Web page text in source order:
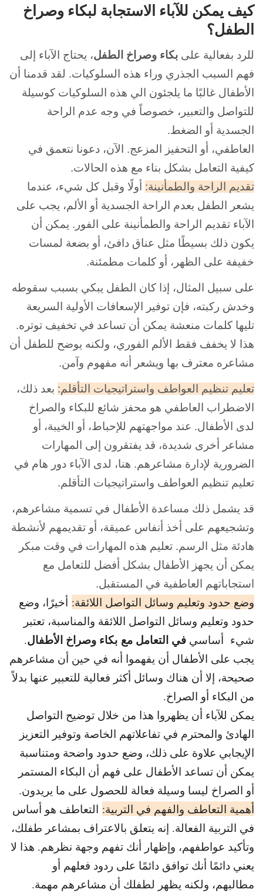
كيف يمكن للآباء الاستجابة لبكاء وصراخ
الطفل؟
للرد بفعالية على بكاء وصراخ الطفل، يحتاج الآباء إلى
فهم السبب الجذري وراء هذه السلوكيات. لقد قدمنا أن
الأطفال غالبًا ما يلجئون الي هذه السلوكيات كوسيلة
للتواصل والتعبير، خصوصاً في وجه عدم الراحة
الجسدية أو الضغط.
العاطفي، أو التحفيز المزعج. الآن، دعونا نتعمق في
كيفية التعامل بشكل بناء مع هذه الحالات.
تقديم الراحة والطمأنينة: أولًا وقبل كل شيء، عندما
يشعر الطفل بعدم الراحة الجسدية أو الألم، يجب على
الآباء تقديم الراحة والطمأنينة على الفور. يمكن أن
يكون ذلك بسيطًا مثل عناق دافئ، أو بضعة لمسات
خفيفة على الظهر، أو كلمات مطمئنة.
على سبيل المثال، إذا كان الطفل يبكي بسبب سقوطه
وخدش ركبته، فإن توفير الإسعافات الأولية السريعة
تليها كلمات منعشة يمكن أن تساعد في تخفيف توتره.
هذا لا يخفف فقط الألم الفوري، ولكنه يوضح للطفل أن
مشاعره معترف بها ويشعر أنه مفهوم وآمن.
تعليم تنظيم العواطف واستراتيجيات التأقلم: بعد ذلك،
الاضطراب العاطفي هو محفز شائع للبكاء والصراخ
لدى الأطفال. عند مواجهتهم للإحباط، أو الخيبة، أو
مشاعر أخرى شديدة، قد يفتقرون إلى المهارات
الضرورية لإدارة مشاعرهم. هنا، لدى الآباء دور هام في
تعليم تنظيم العواطف واستراتيجيات التأقلم.
قد يشمل ذلك مساعدة الأطفال في تسمية مشاعرهم،
وتشجيعهم على أخذ أنفاس عميقة، أو تقديمهم لأنشطة
هادئة مثل الرسم. تعليم هذه المهارات في وقت مبكر
يمكن أن يجهز الأطفال بشكل أفضل للتعامل مع
استجاباتهم العاطفية في المستقبل.
وضع حدود وتعليم وسائل التواصل اللائقة: أخيرًا، وضع
حدود وتعليم وسائل التواصل اللائقة والمناسبة، تعتبر
شيء أساسي في التعامل مع بكاء وصراخ الأطفال.
يجب على الأطفال أن يفهموا أنه في حين أن مشاعرهم
صحيحة، إلا أن هناك وسائل أكثر فعالية للتعبير عنها بدلاً
من البكاء أو الصراخ.
يمكن للآباء أن يظهروا هذا من خلال توضيح التواصل
الهادئ والمحترم في تفاعلاتهم الخاصة وتوفير التعزيز
الإيجابي علاوة على ذلك، وضع حدود واضحة ومتناسبة
يمكن أن تساعد الأطفال على فهم أن البكاء المستمر
أو الصراخ ليسا وسيلة فعالة للحصول على ما يريدون.
أهمية التعاطف والفهم في التربية: التعاطف هو أساس
في التربية الفعالة. إنه يتعلق بالاعتراف بمشاعر طفلك،
وتأكيد عواطفهم، وإظهار أنك تفهم وجهة نظرهم. هذا لا
يعني دائمًا أنك توافق دائمًا على ردود فعلهم أو
مطالبهم، ولكنه يظهر لطفلك أن مشاعرهم مهمة.